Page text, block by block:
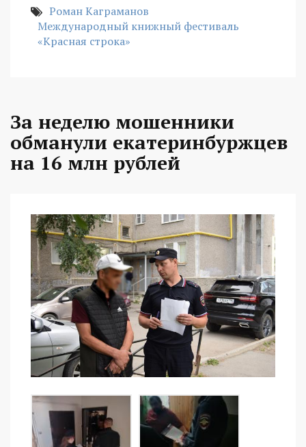
Роман Каграманов
Международный книжный фестиваль
«Красная строка»
За неделю мошенники
обманули екатеринбуржцев
на 16 млн рублей